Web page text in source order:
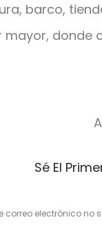
barco,
mayor, donde
Sé El
correo electrónico no